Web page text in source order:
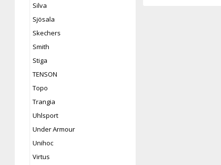
Silva
Sjösala
Skechers
Smith
Stiga
TENSON
Topo
Trangia
Uhlsport
Under Armour
Unihoc
Virtus